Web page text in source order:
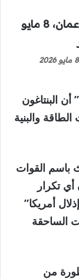
السفن تبحر في مضيق هرمز، مسندم، عمان، 8 مايو 2026
البنتاغون
والبنية
باسم القوات
من أن أي تكرار
أمريكا”
الساحقة
من